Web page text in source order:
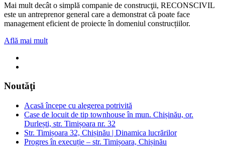
Mai mult decât o simplă companie de construcţii, RECONSCIVIL
este un antreprenor general care a demonstrat că poate face
management eficient de proiecte în domeniul construcțiilor.
Află mai mult
Noutăţi
Acasă începe cu alegerea potrivită
Case de locuit de tip townhouse în mun. Chișinău, or.
Durlești, str. Timișoara nr. 32
Str. Timișoara 32, Chișinău | Dinamica lucrărilor
Progres în execuție – str. Timișoara, Chișinău